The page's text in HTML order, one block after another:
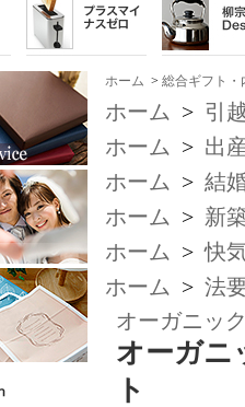
ホーム > 総合ギフト・
ホーム > 引
ホーム > 出
ホーム > 結
ホーム > 新
ホーム > 快
ホーム > 法
オーガニッ
オーガ
ト